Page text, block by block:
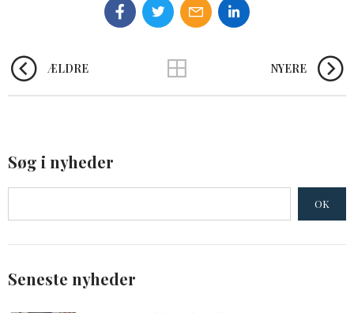
ÆLDRE NYERE
Søg i nyheder
OK
Seneste nyheder